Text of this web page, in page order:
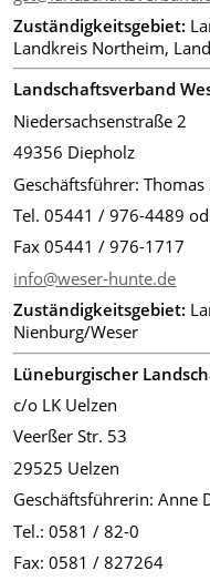
Zuständigkeitsgebiet:
Landkreis Northeim,
Landschaftsverband
Niedersachsenstraße 2
49356 Diepholz
Geschäftsführer: Thomas
Tel. 05441 / 976-4489
Fax 05441 / 976-1717
info@weser-hunte.de
Zuständigkeitsgebiet:
Nienburg/Weser
Lüneburgischer
c/o LK Uelzen
Veerßer Str. 53
29525 Uelzen
Geschäftsführerin: Anne
Tel.: 0581 / 82-0
Fax: 0581 / 827264